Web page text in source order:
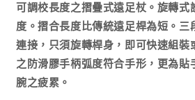
疊
式
行
山
杖
疊
式
行
山
可調校長度之摺疊式遠足杖。旋轉式
度。摺合長度比傳統遠足桿為短。三
連接，只須旋轉桿身，即可快速組裝
之防滑膠手柄弧度符合手形，更為貼
腕之疲累。